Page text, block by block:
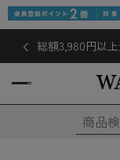
総額3,980円以